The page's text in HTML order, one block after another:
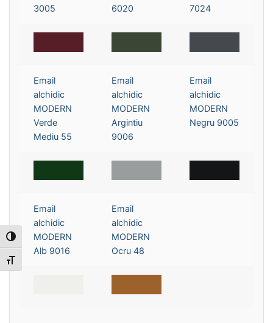
Toggle High Contrast
Toggle Font size
3005
6020
7024
Email
alchidic
MODERN
Verde
Mediu 55
Email
alchidic
MODERN
Argintiu
9006
Email
alchidic
MODERN
Negru 9005
Email
alchidic
MODERN
Alb 9016
Email
alchidic
MODERN
Ocru 48